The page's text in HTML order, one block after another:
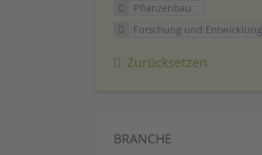
Pflanzenbau
Forschung und Entwicklung
Zurücksetzen
BRANCHE